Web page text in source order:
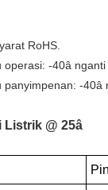
RoHS.
operasi: -40â nganti
panyimpenan: -40â
Listrik @ 25â